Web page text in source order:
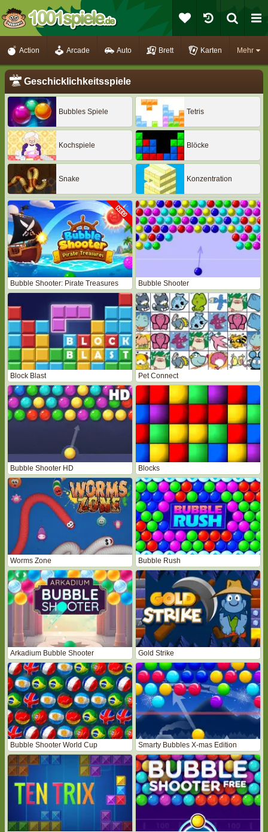
Mehr
Action Arcade Auto Brett Karten
Geschicklichkeitsspiele
Bubbles Spiele Tetris
Kochspiele Blöcke
Snake Konzentration
Bubble Shooter: Pirate Treasures Bubble Shooter
Block Blast Pet Connect
Bubble Shooter HD Blocks
Worms Zone Bubble Rush
Arkadium Bubble Shooter Gold Strike
Bubble Shooter World Cup Smarty Bubbles X-mas Edition